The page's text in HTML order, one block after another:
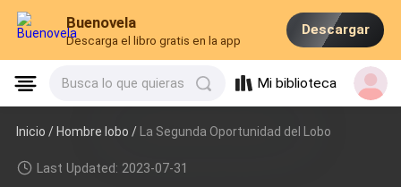
Buenovela
Descarga el libro gratis en la app
Descargar
Busca lo que quieras Mi biblioteca
Inicio /Hombre lobo / La Segunda Oportunidad del Lobo
Last Updated: 2023-07-31